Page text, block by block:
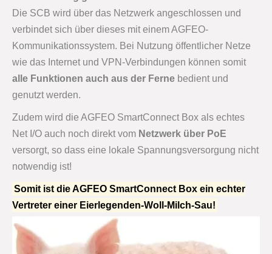
Die SCB wird über das Netzwerk angeschlossen und
verbindet sich über dieses mit einem AGFEO-
Kommunikationssystem. Bei Nutzung öffentlicher Netze
wie das Internet und VPN-Verbindungen können somit
alle Funktionen auch aus der Ferne bedient und
genutzt werden.
Zudem wird die AGFEO SmartConnect Box als echtes
Net I/O auch noch direkt vom Netzwerk über PoE
versorgt, so dass eine lokale Spannungsversorgung nicht
notwendig ist!
Somit ist die AGFEO SmartConnect Box ein echter
Vertreter einer Eierlegenden-Woll-Milch-Sau!